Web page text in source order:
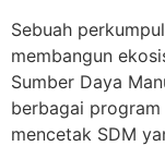
Sebuah
membangun
Sumber Daya
berbagai
mencetak SDM